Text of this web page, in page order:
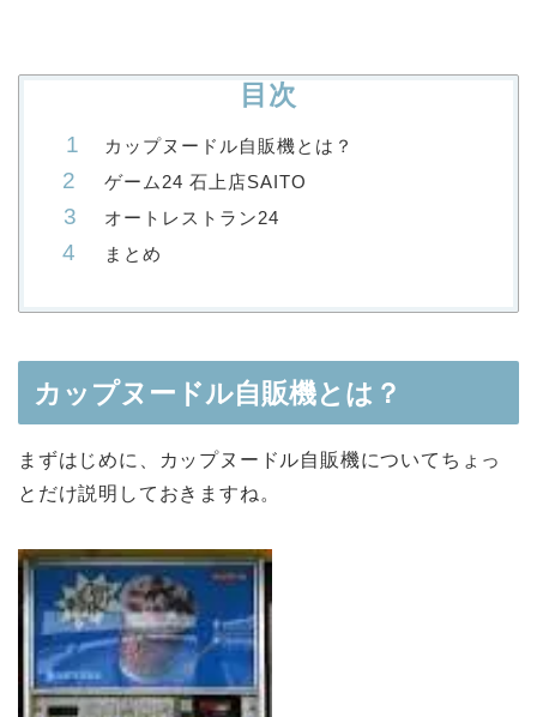
目次
カップヌードル自販機とは？
ゲーム24 石上店SAITO
オートレストラン24
まとめ
カップヌードル自販機とは？
まずはじめに、カップヌードル自販機についてちょっ
とだけ説明しておきますね。